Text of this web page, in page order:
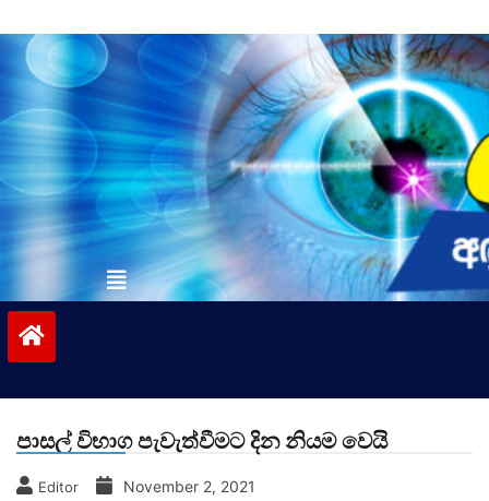
to
contentvinivida.lk
පාසල් විභාග පැවැත්වීමට දින නියම වෙයි
Editor November 2, 2021